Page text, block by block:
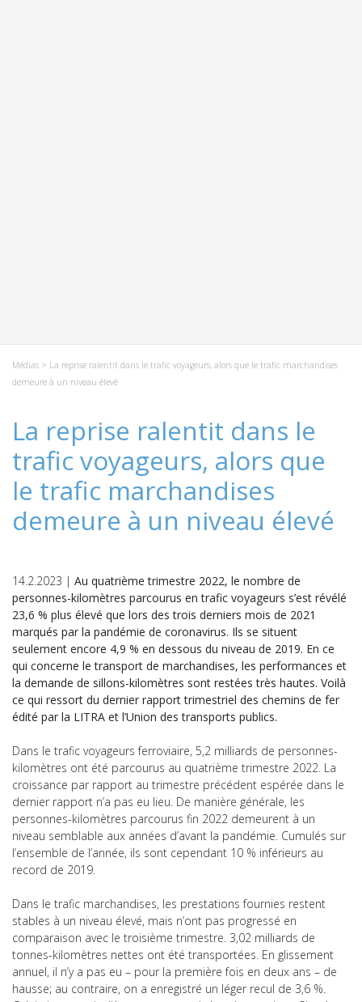
Médias > La reprise ralentit dans le trafic voyageurs, alors que le trafic marchandises
demeure à un niveau élevé
La reprise ralentit dans le
trafic voyageurs, alors que
le trafic marchandises
demeure à un niveau élevé
14.2.2023 | Au quatrième trimestre 2022, le nombre de
personnes-kilomètres parcourus en trafic voyageurs s’est révélé
23,6 % plus élevé que lors des trois derniers mois de 2021
marqués par la pandémie de coronavirus. Ils se situent
seulement encore 4,9 % en dessous du niveau de 2019. En ce
qui concerne le transport de marchandises, les performances et
la demande de sillons-kilomètres sont restées très hautes. Voilà
ce qui ressort du dernier rapport trimestriel des chemins de fer
édité par la LITRA et l’Union des transports publics.
Dans le trafic voyageurs ferroviaire, 5,2 milliards de personnes-
kilomètres ont été parcourus au quatrième trimestre 2022. La
croissance par rapport au trimestre précédent espérée dans le
dernier rapport n’a pas eu lieu. De manière générale, les
personnes-kilomètres parcourus fin 2022 demeurent à un
niveau semblable aux années d’avant la pandémie. Cumulés sur
l’ensemble de l’année, ils sont cependant 10 % inférieurs au
record de 2019.
Dans le trafic marchandises, les prestations fournies restent
stables à un niveau élevé, mais n’ont pas progressé en
comparaison avec le troisième trimestre. 3,02 milliards de
tonnes-kilomètres nettes ont été transportées. En glissement
annuel, il n’y a pas eu – pour la première fois en deux ans – de
hausse; au contraire, on a enregistré un léger recul de 3,6 %.